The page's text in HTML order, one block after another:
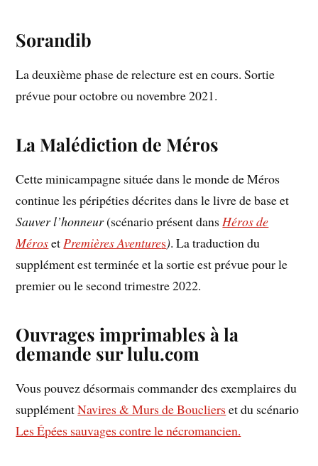
Sorandib
La deuxième phase de relecture est en cours. Sortie
prévue pour octobre ou novembre 2021.
La Malédiction de Méros
Cette minicampagne située dans le monde de Méros
continue les péripéties décrites dans le livre de base et
Sauver l’honneur(scénario présent dans Héros de
Méroset Premières Aventures). La traduction du
supplément est terminée et la sortie est prévue pour le
premier ou le second trimestre 2022.
Ouvrages imprimables à la
demande sur lulu.com
Vous pouvez désormais commander des exemplaires du
supplémentNavires & Murs de Boucliers et du scénario
Les Épées sauvages contre le nécromancien.